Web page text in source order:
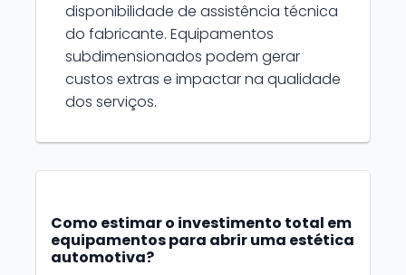
disponibilidade de assistência técnica
do fabricante. Equipamentos
subdimensionados podem gerar
custos extras e impactar na qualidade
dos serviços.
Como estimar o investimento total em
equipamentos para abrir uma estética
automotiva?